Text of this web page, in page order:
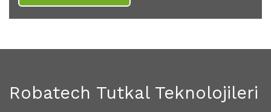
Robatech Tutkal Teknolojileri